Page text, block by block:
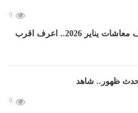
0
التأمينات الاجتماعية تحدد موعد صرف معاشات يناير 2026.. اعرف اقرب
0